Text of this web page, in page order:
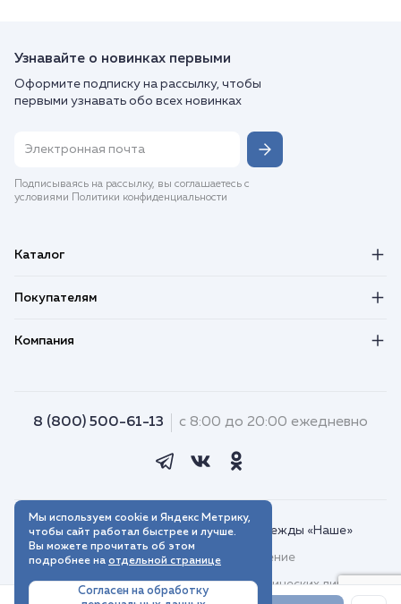
Узнавайте о новинках первыми
Оформите подписку на рассылку, чтобы
первыми узнавать обо всех новинках
Подписываясь на рассылку, вы соглашаетесь с
условиями Политики конфиденциальности
Каталог
Покупателям
Компания
8 (800) 500-61-13 с 8:00 до 20:00 ежедневно
© 2018–2026. Интернет-магазин одежды «Наше»
Пользовательское соглашение
Договор присоединения для юридических лиц
Мы используем cookie и Яндекс Метрику,
чтобы сайт работал быстрее и лучше.
Вы можете прочитать об этом
подробнее на отдельной странице
Согласен на обработку